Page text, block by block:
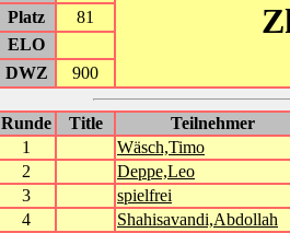
Platz
81
ELO
DWZ
900
Runde Title Teilnehmer
1
Wäsch,Timo
2
Deppe,Leo
3
spielfrei
4
Shahisavandi,Abdollah